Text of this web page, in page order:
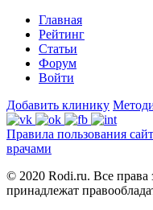
Главная
Рейтинг
Статьи
Форум
Войти
Добавить клинику
Правила пользования
врачами
© 2020 Rodi.ru. Все
принадлежат